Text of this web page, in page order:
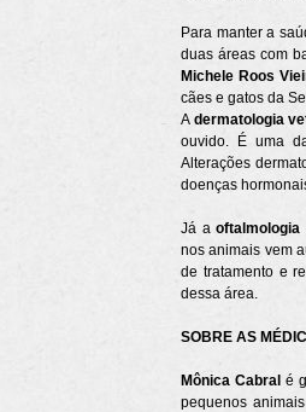
Para manter a
duas áreas com
Michele Roos
cães e gatos da
A dermatologia
ouvido. É uma
Alterações
doenças
Já a
nos animais vem
de tratamento e
dessa área.
SOBRE AS
Mônica Cabral é
pequenos